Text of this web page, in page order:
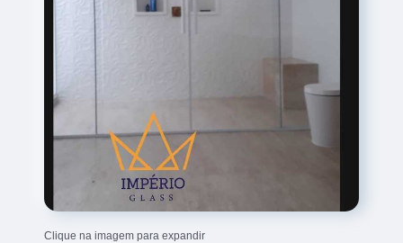
Clique na imagem para expandir